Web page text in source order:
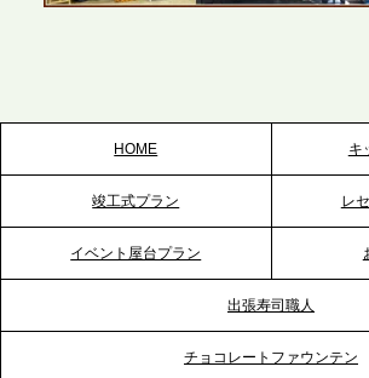
2026.5.20
プレスリリースのご案内｜ケータリン
2026.5.12
プレスリリースのご案内｜ケータリン
HOME キ
竣工式プラン レ
イベント屋台プラン
出張寿司職人
チョコレートファウンテン